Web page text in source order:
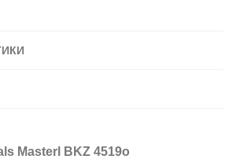
Masterl BKZ 4519o